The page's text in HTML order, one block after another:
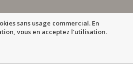
sans usage commercial. En
vous en acceptez l’utilisation.